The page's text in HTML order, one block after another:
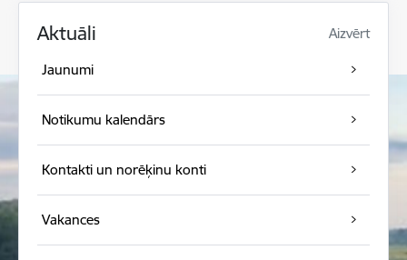
Aktuāli Aizvērt
Jaunumi
Notikumu kalendārs
Kontakti un norēķinu konti
Vakances